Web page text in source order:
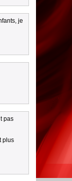
je
pas
plus